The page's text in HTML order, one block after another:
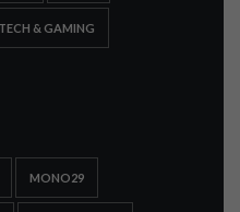
TECH & GAMING
MONO29